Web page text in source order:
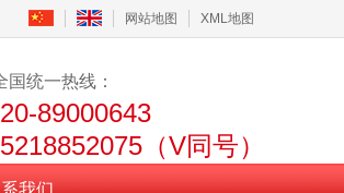
网站地图 XML地图
国统一热线：
89000643
（V同号）
我们